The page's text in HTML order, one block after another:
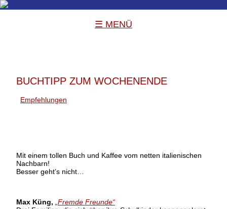
☰ MENÜ
BUCHTIPP ZUM WOCHENENDE
Empfehlungen
Mit einem tollen Buch und Kaffee vom netten italienischen
Nachbarn!
Besser geht’s nicht…
Max Küng,
„Fremde Freunde“